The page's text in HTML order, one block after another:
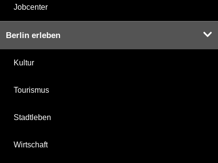
Jobcenter
Berlin erleben
Kultur
Tourismus
Stadtleben
Wirtschaft